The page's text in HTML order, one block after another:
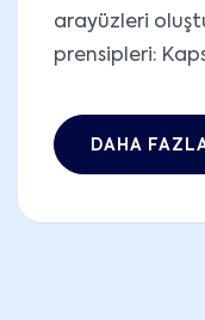
arayüzleri
prensipleri:
DAHA